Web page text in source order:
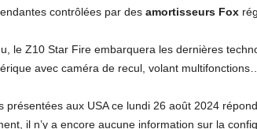
contrôlées par des amortisseurs Fox
le Z10 Star Fire embarquera les dernières
avec caméra de recul, volant multifonctions…
présentées aux USA ce lundi 26 août 2024
il n’y a encore aucune information sur la